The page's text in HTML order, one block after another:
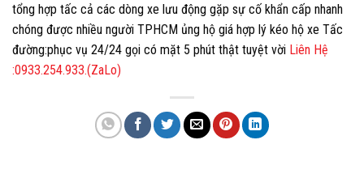
tổng hợp tấc cả các dòng xe lưu động gặp sự cố khẩn cấp nhanh
chóng được nhiều người TPHCM ủng hộ giá hợp lý kéo hộ xe Tấc
đường:phục vụ 24/24 gọi có mặt 5 phút thật tuyệt vời Liên Hệ
:0933.254.933.(ZaLo)